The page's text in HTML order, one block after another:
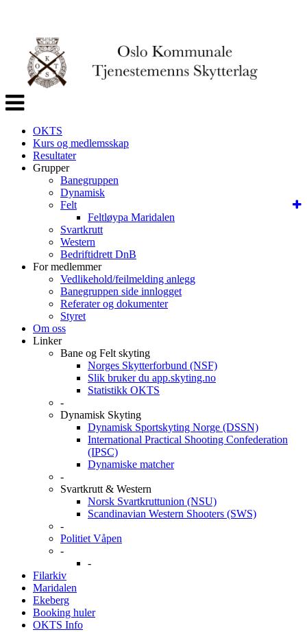
Veksle
navigasjon
OKTS
Kurs og medlemsskap
Resultater
Grupper
Banegruppen
Dynamisk
Felt
Feltløypa Maridalen
Svartkrutt
Western
Bedriftidrett DnB
For medlemmer
Vedlikehold/feilmelding anlegg
Banegruppen side innlogget
Referater og dokumenter
Styret
Om oss
Linker
Bane og Felt skyting
Norges Skytterforbund (NSF)
Slik bruker du app.skyting.no
Statistikk OKTS
-
Dynamisk Skyting
Dynamisk Sportskyting Norge (DSSN)
International Practical Shooting Confederation
(IPSC)
Dynamiske matcher
-
Svartkrutt & Western
Norsk Svartkruttunion (NSU)
Scandinavian Western Shooters (SWS)
-
Politiet Våpen
-
-
Filarkiv
Maridalen
Ekeberg
Booking huler
OKTS Info